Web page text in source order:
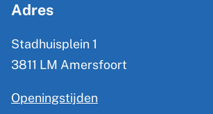
m
Adres
Stadhuisplein 1
3811 LM Amersfoort
Openingstijden